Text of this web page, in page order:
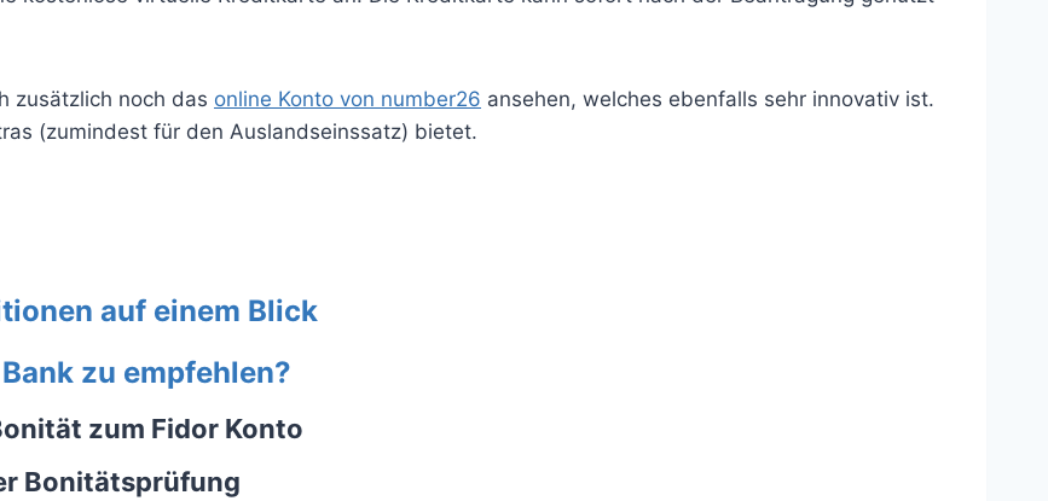
zusätzlich noch das online Konto von number26 ansehen, welches ebenfalls sehr innovativ ist.
(zumindest für den Auslandseinssatz) bietet.
auf einem Blick
zu empfehlen?
zum Fidor Konto
Bonitätsprüfung